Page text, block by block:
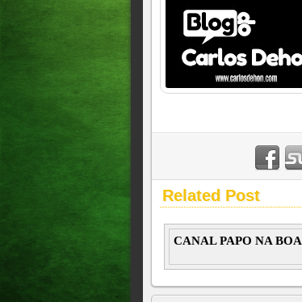
Related Post
CANAL PAPO NA BOA